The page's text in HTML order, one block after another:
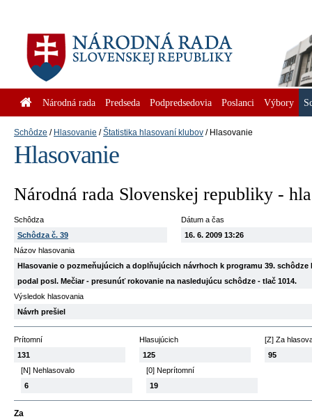
Národná rada Predseda Podpredsedovia Poslanci Výbory
Schôdze Hlasovanie Štatistika hlasovaní klubov Hlasovanie
Hlasovanie
Národná rada Slovenskej republiky -
Schôdza
Schôdza č. 39
Dátum a čas
16. 6. 2009 13:26
Názov hlasovania
Hlasovanie o pozmeňujúcich a doplňujúcich návrhoch k programu 39. schôdze
podal posl. Mečiar - presunúť rokovanie na nasledujúcu schôdze - tlač 1014.
Výsledok hlasovania
Návrh prešiel
Prítomní
131
Hlasujúcich
125
[Z] Za
95
[N] Nehlasovalo
6
[0] Neprítomní
19
Za